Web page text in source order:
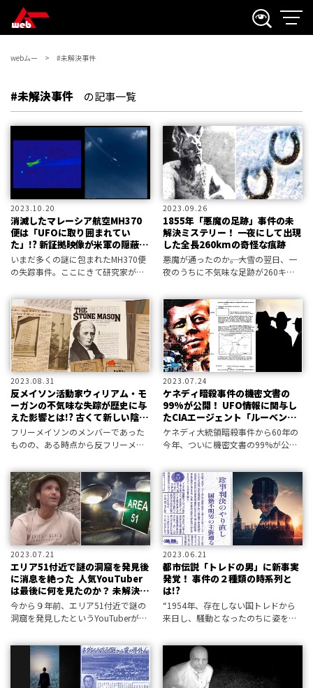
webムー #未解決事件
#未解決事件 の記事一覧
2023.10.20
消滅したマレーシア航空MH370
便は「UFOに取り囲まれてい
た」!? 新証拠映像が米軍の隠蔽工
作疑惑につながる
いまだ多くの謎に包まれたMH370便
の失踪事件。ここにきて研究家が新
る。そこに映っていたのは、UFOだ
――！
2023.09.26
1855年「悪魔の足跡」事件の未
解決ミステリー！ 一夜にして出現
した全長260kmの奇怪な痕跡
悪魔が通ったのか――。大雪の翌日、一
夜のうちに不気味な足跡が260キロ
雪が積もった誰もいない深夜、ここ
ぞとばかりに悪魔が大手を振って闊
歩していたのだろうか。
2023.08.31
反メイソン活動家ウィリアム・モ
ーガンの不気味な失踪が歴史に与
えた影響とは!? 古くて新しい陰謀
事件
フリーメイソンのメンバーであった
ものの、ある時点から反フリーメイ
事件の驚くべき影響とは？
2023.07.24
ケネディ暗殺事件の機密文書の
99%が公開！ UFO情報に関与し
たCIAエージェント「ルーベン・
エフロン」の謎
ケネディ大統領暗殺事件から60年の
今年、ついに機密文書の99%が公開
と、UFOに関する意外なつながりと
は――!?
2023.07.21
エリア51付近で謎の洞窟を発見後
に消息を絶った ―― 人気YouTuber
は最後に何を見たのか？ 未解決ミ
ステリー
今から９年前、エリア51付近で謎の
洞窟を発見したというYouTuberが突
まっている。彼は何を見てしまった
のか？ そして今、どこにいるの
2023.06.21
都市伝説「トレドの男」に新事実
発覚！ 事件の２種類の時系列と
は!?
“1954年、存在しない国トレドから
来日し、騒動となったのちに姿を消
有名都市伝説に、近年、新事実が発
覚！ それを元に、「トレドの男」
の正体と事件の謎を考察する！ 第
２